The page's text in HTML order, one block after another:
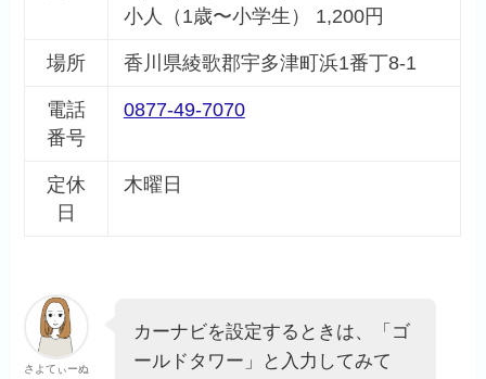
小人（1歳〜小学生） 1,200円
場所 香川県綾歌郡宇多津町浜1番丁8-1
電話
番号
0877-49-7070
定休
日
木曜日
さよてぃーぬ
カーナビを設定するときは、「ゴ
ールドタワー」と入力してみて